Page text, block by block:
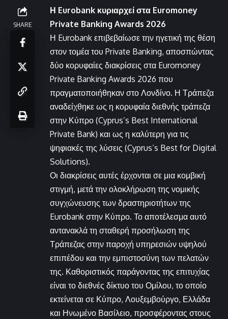
SHARE
Η Eurobank κυριαρχεί στα Euromoney
Private Banking Awards 2026
Η Eurobank επιβεβαίωσε την ηγετική της θέση
στον τομέα του Private Banking, αποσπώντας
δύο κορυφαίες διακρίσεις στα Euromoney
Private Banking Awards 2026 που
πραγματοποιήθηκαν στο Λονδίνο. Η Τράπεζα
αναδείχθηκε ως η κορυφαία διεθνής τράπεζα
στην Κύπρο (Cyprus’s Best International
Private Bank) και ως η καλύτερη για τις
ψηφιακές της λύσεις (Cyprus’s Best for Digital
Solutions).
Οι διακρίσεις αυτές έρχονται σε μια κομβική
στιγμή, μετά την ολοκλήρωση της νομικής
συγχώνευσης των δραστηριοτήτων της
Eurobank στην Κύπρο. Το αποτέλεσμα αυτό
αντανακλά τη σταθερή προσήλωση της
Τράπεζας στην παροχή υπηρεσιών υψηλού
επιπέδου και την εμπιστοσύνη των πελατών
της. Καθοριστικός παράγοντας της επιτυχίας
είναι το διεθνές δίκτυο του Ομίλου, το οποίο
εκτείνεται σε Κύπρο, Λουξεμβούργο, Ελλάδα
και Ηνωμένο Βασίλειο, προσφέροντας στους